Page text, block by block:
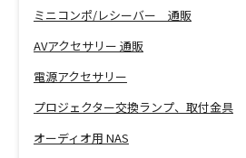
ミニコンポ/レシーバー 通販
AVアクセサリー 通販
電源アクセサリー
プロジェクター交換ランプ、取付金具
オーディオ用 NAS